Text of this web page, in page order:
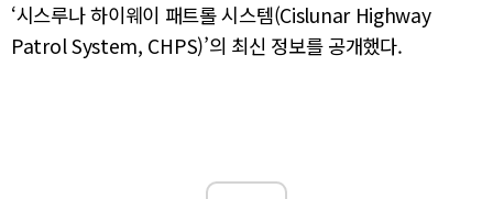
‘시스루나 하이웨이 패트롤 시스템(Cislunar Highway
Patrol System, CHPS)’의 최신 정보를 공개했다.